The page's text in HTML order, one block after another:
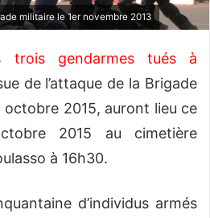
militaire le 1er novembre 2013
trois gendarmes tués à
de l’attaque de la Brigade
octobre 2015, auront lieu ce
2015 au cimetière
à 16h30.
d’individus armés